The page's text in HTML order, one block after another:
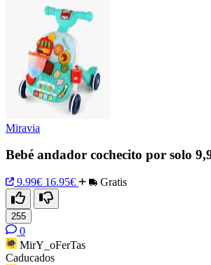
Miravia
Bebé andador cochecito por solo
9.99€ 16.95€ Gratis
255
0
MirY_oFerTas
Caducados